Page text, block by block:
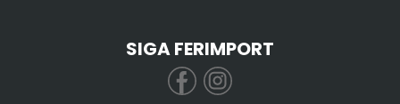
SIGA FERIMPORT